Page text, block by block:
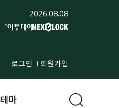
2026.08.08
로그인 회원가입
테마